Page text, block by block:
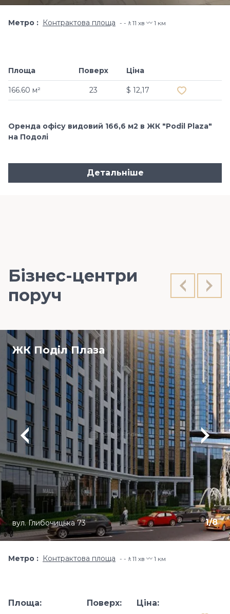
Метро Контрактова площа -🚶11 хв 〰️ 1 км
Площа
166.60 м²
Поверх
23
Ціна
$ 12,17
Оренда офісу видовий 166,6 м2 в ЖК "Podil Plaza"
на Подолі
Детальніше
Бізнес-центри
поруч
ЖК Поділ Плаза
1/8
вул. Глибочицька 73
Метро Контрактова площа -🚶11 хв 〰️ 1 км
Площа:
Поверх:
Ціна: